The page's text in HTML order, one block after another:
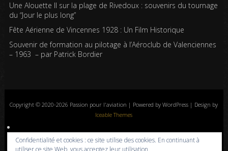
Une Alouette II sur la plage de Rivedoux : souvenirs du tournage
du “Jour le plus long”
Fête Aérienne de Vincennes 1928 : Un Film Historique
Souvenir de formation au pilotage à l’Aéroclub de Valenciennes
– 1963 – par Patrick Bordier
Copyright © 2020-2026 Passion pour l'aviation | Powered by WordPress | Design by
Iceable Themes
Accueil Blog Albums photos Histoires de l’aviation
Contrôle aérien
Livres
Liens A propos Contact Politique de confidentialité
Confidentialité et cookies : ce site utilise des cookies. En continuant à
utiliser ce site Web, vous acceptez leur utilisation.